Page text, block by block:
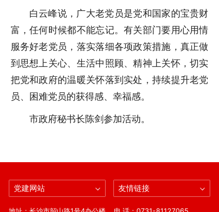
白云峰说，广大老党员是党和国家的宝贵财
富，任何时候都不能忘记。有关部门要用心用情
服务好老党员，落实落细各项政策措施，真正做
到思想上关心、生活中照顾、精神上关怀，切实
把党和政府的温暖关怀落到实处，持续提升老党
员、困难党员的获得感、幸福感。
市政府秘书长陈剑参加活动。
党建网站 友情链接